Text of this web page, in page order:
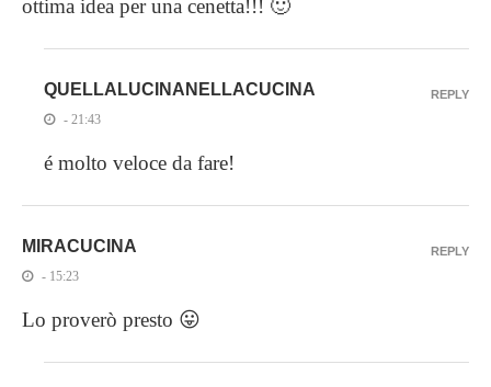
ottima idea per una cenetta!!! 🙂
QUELLALUCINANELLACUCINA
- 21:43
é molto veloce da fare!
REPLY
MIRACUCINA
- 15:23
Lo proverò presto 😛
REPLY